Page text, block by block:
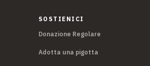
SOSTIENICI
Donazione Regolare
Adotta una pigotta